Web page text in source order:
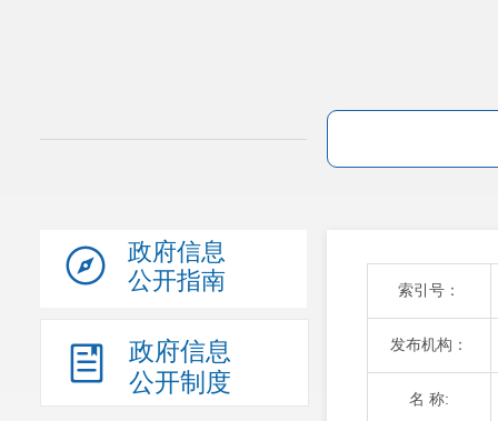
政府信息
公开指南
政府信息
公开制度
索引号：
发布机构：
名 称: